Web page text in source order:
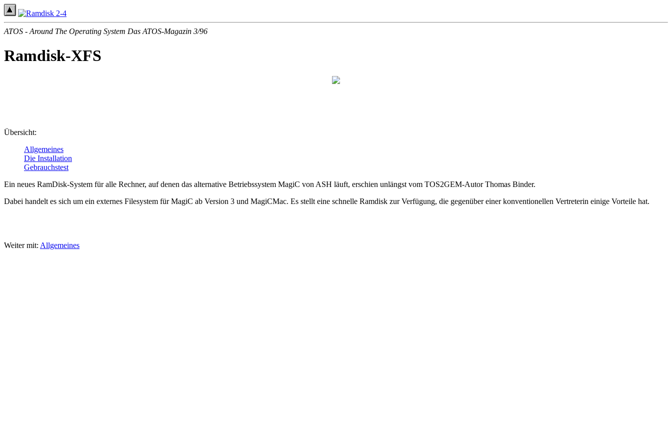
ATOS - Around The Operating System Das ATOS-Magazin 3/96
Ramdisk-XFS
Übersicht:
Allgemeines
Die Installation
Gebrauchstest
Ein neues RamDisk-System für alle Rechner, auf denen das alternative Betriebssystem MagiC von ASH läuft, erschien unlängst vom TOS2GEM-Autor Thomas Binder.
Dabei handelt es sich um ein externes Filesystem für MagiC ab Version 3 und MagiCMac. Es stellt eine schnelle Ramdisk zur Verfügung, die gegenüber einer konventionellen Vertreterin einige Vorteile hat.
Weiter mit: Allgemeines